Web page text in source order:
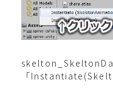
「